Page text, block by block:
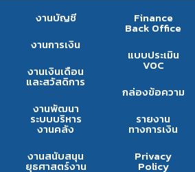
งานบัญชี
งานการเงิน
งานเงินเดือน
และสวัสดิการ
งานพัฒนา
ระบบบริหาร
งานคลัง
งานสนับสนุน
ยุธศาสตร์งาน
Finance
Back Office
แบบประเมิน
VOC
กล่องข้อความ
รายงาน
ทางการเงิน
Privacy
Policy